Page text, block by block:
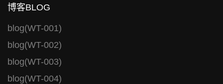
博客BLOG
blog(WT-001)
blog(WT-002)
blog(WT-003)
blog(WT-004)